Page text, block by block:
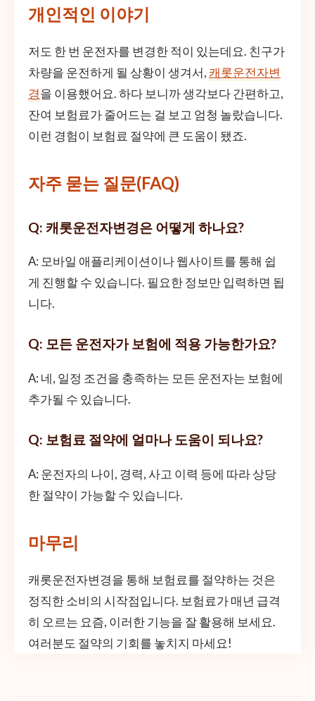
개인적인 이야기
저도 한 번 운전자를 변경한 적이 있는데요. 친구가
차량을 운전하게 될 상황이 생겨서, 캐롯운전자변
경을 이용했어요. 하다 보니까 생각보다 간편하고,
잔여 보험료가 줄어드는 걸 보고 엄청 놀랐습니다.
이런 경험이 보험료 절약에 큰 도움이 됐죠.
자주 묻는 질문(FAQ)
Q: 캐롯운전자변경은 어떻게 하나요?
A: 모바일 애플리케이션이나 웹사이트를 통해 쉽
게 진행할 수 있습니다. 필요한 정보만 입력하면 됩
니다.
Q: 모든 운전자가 보험에 적용 가능한가요?
A: 네, 일정 조건을 충족하는 모든 운전자는 보험에
추가될 수 있습니다.
Q: 보험료 절약에 얼마나 도움이 되나요?
A: 운전자의 나이, 경력, 사고 이력 등에 따라 상당
한 절약이 가능할 수 있습니다.
마무리
캐롯운전자변경을 통해 보험료를 절약하는 것은
정직한 소비의 시작점입니다. 보험료가 매년 급격
히 오르는 요즘, 이러한 기능을 잘 활용해 보세요.
여러분도 절약의 기회를 놓치지 마세요!